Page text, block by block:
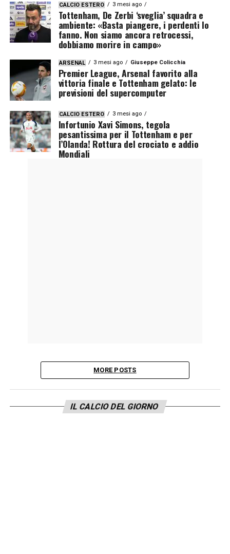
CALCIO ESTERO 3 mesi ago
Tottenham, De Zerbi ‘sveglia’ squadra e
ambiente: «Basta piangere, i perdenti lo
fanno. Non siamo ancora retrocessi,
dobbiamo morire in campo»
ARSENAL 3 mesi ago Giuseppe Colicchia
Premier League, Arsenal favorito alla
vittoria finale e Tottenham gelato: le
previsioni del supercomputer
CALCIO ESTERO 3 mesi ago
Infortunio Xavi Simons, tegola
pesantissima per il Tottenham e per
l’Olanda! Rottura del crociato e addio
Mondiali
MORE POSTS
IL CALCIO DEL GIORNO